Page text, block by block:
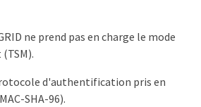
ne prend pas en charge le mode
d'authentification pris en
SHA-96).